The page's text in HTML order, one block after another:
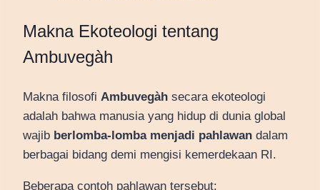
Makna Ekoteologi tentang
Ambuvegàh
Makna filosofi Ambuvegàh secara ekoteologi
adalah bahwa manusia yang hidup di dunia global
wajib berlomba-lomba menjadi pahlawan dalam
berbagai bidang demi mengisi kemerdekaan RI.
Beberapa contoh pahlawan tersebut: